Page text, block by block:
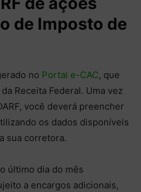
de Imposto de
no Portal e-CAC, que
Receita Federal. Uma vez
você deverá preencher
os dados disponíveis
sua corretora.
último dia do mês
a encargos adicionais,